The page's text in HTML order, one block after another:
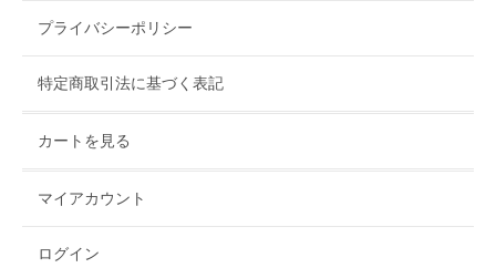
プライバシーポリシー
特定商取引法に基づく表記
カートを見る
マイアカウント
ログイン